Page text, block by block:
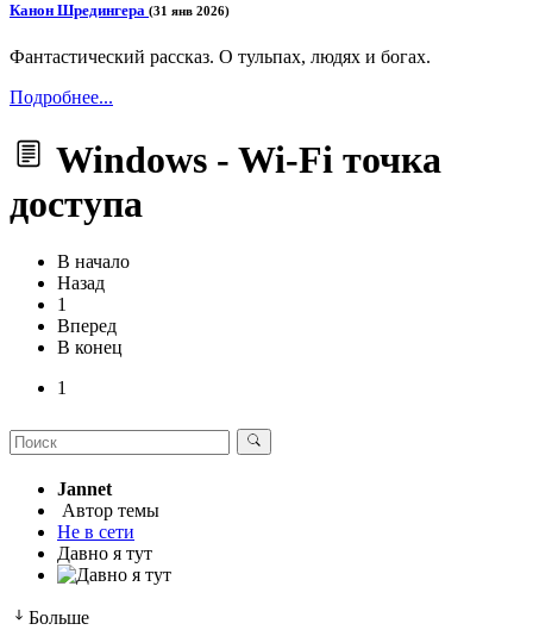
Канон Шредингера (31 янв 2026)
Фантастический рассказ. О тульпах, людях и богах.
Подробнее...
Windows - Wi-Fi точка
доступа
В начало
Назад
1
Вперед
В конец
1
Jannet
Автор темы
Не в сети
Давно я тут
Больше